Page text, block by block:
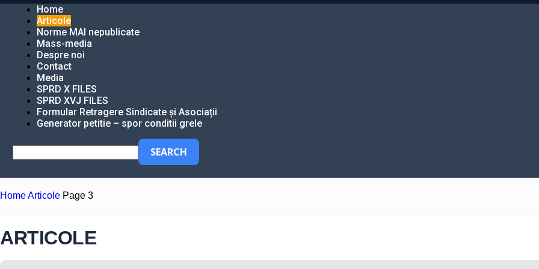
Home
Articole
Norme MAI nepublicate
Mass-media
Despre noi
Contact
Media
SPRD X FILES
SPRD XVJ FILES
Formular Retragere Sindicate și Asociații
Generator petitie – spor conditii grele
HomeArticole Page 3
ARTICOLE